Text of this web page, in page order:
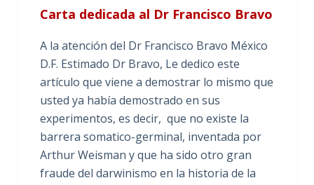
Carta dedicada al Dr Francisco Bravo
A la atención del Dr Francisco Bravo México
D.F. Estimado Dr Bravo, Le dedico este
artículo que viene a demostrar lo mismo que
usted ya había demostrado en sus
experimentos, es decir, que no existe la
barrera somatico-germinal, inventada por
Arthur Weisman y que ha sido otro gran
fraude del darwinismo en la historia de la